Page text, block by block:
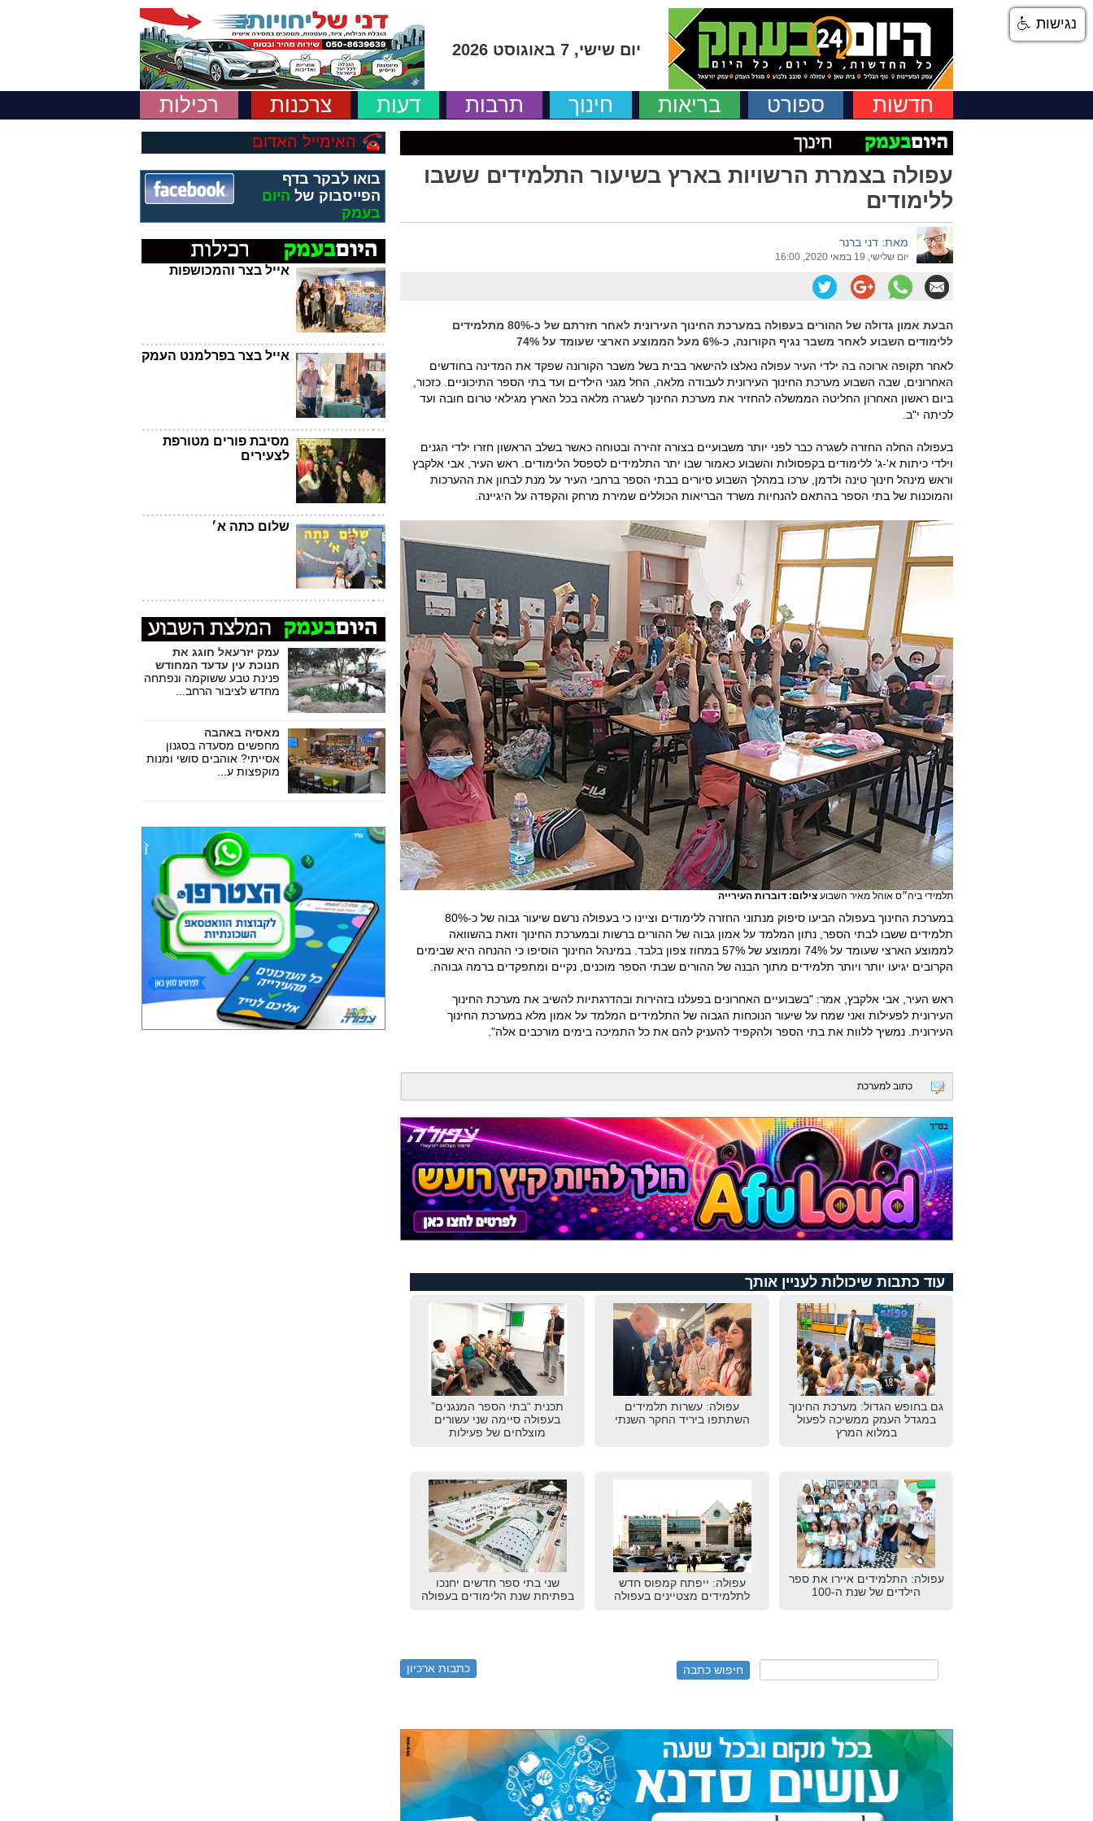
יום שישי, 7 באוגוסט 2026
חדשות ספורט בריאות חינוך תרבות דעות צרכנות רכילות
עפולה בצמרת הרשויות בארץ בשיעור התלמידים ששבו
ללימודים
מאת: דני ברנר
יום שלישי, 19 במאי 2020, 16:00
הבעת אמון גדולה של ההורים בעפולה במערכת החינוך העירונית לאחר חזרתם של כ-80% מתלמידים
ללימודים השבוע לאחר משבר נגיף הקורונה, כ-6% מעל הממוצע הארצי שעומד על 74%
לאחר תקופה ארוכה בה ילדי העיר עפולה נאלצו להישאר בבית בשל משבר הקורונה שפקד את המדינה בחודשים
האחרונים, שבה השבוע מערכת החינוך העירונית לעבודה מלאה, החל מגני הילדים ועד בתי הספר התיכוניים. כזכור,
ביום ראשון האחרון החליטה הממשלה להחזיר את מערכת החינוך לשגרה מלאה בכל הארץ מגילאי טרום חובה ועד
לכיתה י"ב.
בעפולה החלה החזרה לשגרה כבר לפני יותר משבועיים בצורה זהירה ובטוחה כאשר בשלב הראשון חזרו ילדי הגנים
וילדי כיתות א'-ג' ללימודים בקפסולות והשבוע כאמור שבו יתר התלמידים לספסל הלימודים. ראש העיר, אבי אלקבץ
וראש מינהל חינוך טינה ולדמן, ערכו במהלך השבוע סיורים בבתי הספר ברחבי העיר על מנת לבחון את ההערכות
והמוכנות של בתי הספר בהתאם להנחיות משרד הבריאות הכוללים שמירת מרחק והקפדה על היגיינה.
תלמידי ביה״ס אוהל מאיר השבוע צילום: דוברות העירייה
במערכת החינוך בעפולה הביעו סיפוק מנתוני החזרה ללימודים וציינו כי בעפולה נרשם שיעור גבוה של כ-80%
תלמידים ששבו לבתי הספר, נתון המלמד על אמון גבוה של ההורים ברשות ובמערכת החינוך וזאת בהשוואה
לממוצע הארצי שעומד על 74% וממוצע של 57% במחוז צפון בלבד. במינהל החינוך הוסיפו כי ההנחה היא שבימים
הקרובים יגיעו יותר ויותר תלמידים מתוך הבנה של ההורים שבתי הספר מוכנים, נקיים ומתפקדים ברמה גבוהה.
ראש העיר, אבי אלקבץ, אמר: "בשבועיים האחרונים בפעלנו בזהירות ובהדרגתיות להשיב את מערכת החינוך
העירונית לפעילות ואני שמח על שיעור הנוכחות הגבוה של התלמידים המלמד על אמון מלא במערכת החינוך
העירונית. נמשיך ללוות את בתי הספר ולהקפיד להעניק להם את כל התמיכה בימים מורכבים אלה".
כתוב למערכת
עוד כתבות שיכולות לעניין אותך
גם בחופש הגדול: מערכת החינוך
במגדל העמק ממשיכה לפעול
במלוא המרץ
עפולה: עשרות תלמידים
השתתפו ביריד החקר השנתי
תכנית “בתי הספר המנגנים”
בעפולה סיימה שני עשורים
מוצלחים של פעילות
עפולה: התלמידים איירו את ספר
הילדים של שנת ה-100
עפולה: ייפתח קמפוס חדש
לתלמידים מצטיינים בעפולה
שני בתי ספר חדשים יחנכו
בפתיחת שנת הלימודים בעפולה
כתבות ארכיון
האימייל האדום
בואו לבקר בדף
הפייסבוק של היום
בעמק
אייל בצר והמכושפות
אייל בצר בפרלמנט העמק
מסיבת פורים מטורפת
לצעירים
שלום כתה א׳
עמק יזרעאל חוגג את
חנוכת עין עדעד המחודש
פנינת טבע ששוקמה ונפתחה
מחדש לציבור הרחב...
מאסיה באהבה
מחפשים מסעדה בסגנון
אסייתי? אוהבים סושי ומנות
מוקפצות ע...
נגישות